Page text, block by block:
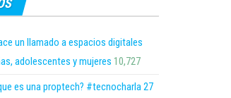
un llamado a espacios digitales
adolescentes y mujeres 10,727
es una proptech? #tecnocharla 27